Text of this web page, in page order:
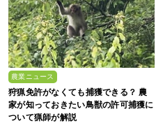
農業ニュース
狩猟免許がなくても捕獲できる？ 農
家が知っておきたい鳥獣の許可捕獲に
ついて猟師が解説